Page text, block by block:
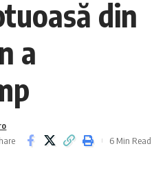
din
a
6 Min Read